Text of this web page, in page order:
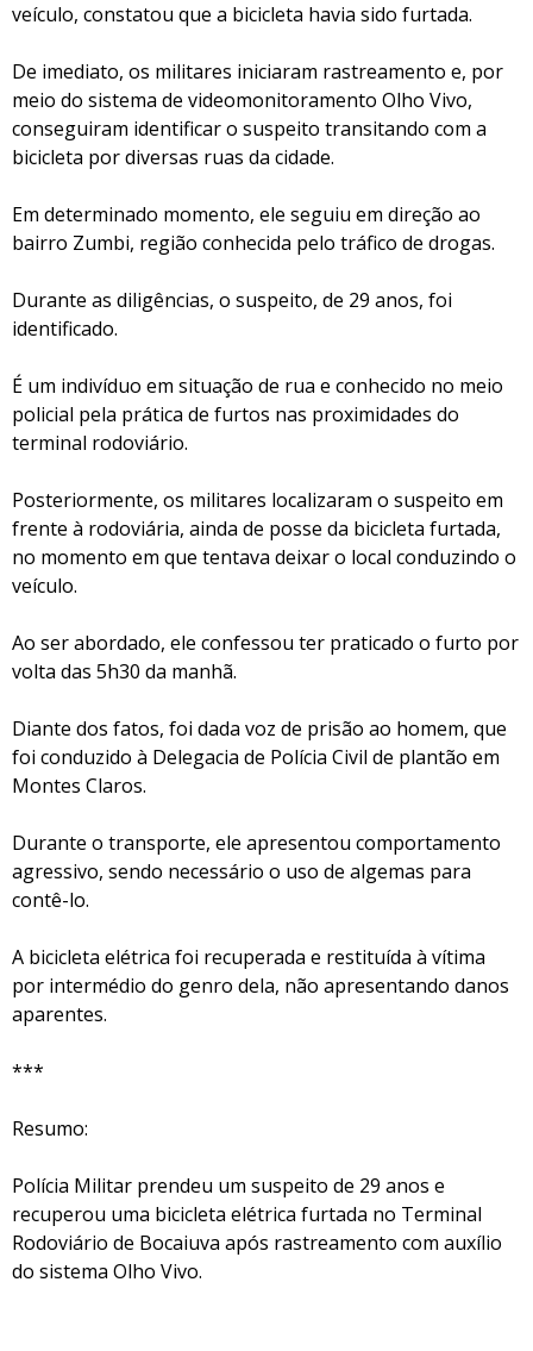
veículo, constatou que a bicicleta havia sido furtada.
De imediato, os militares iniciaram rastreamento e, por
meio do sistema de videomonitoramento Olho Vivo,
conseguiram identificar o suspeito transitando com a
bicicleta por diversas ruas da cidade.
Em determinado momento, ele seguiu em direção ao
bairro Zumbi, região conhecida pelo tráfico de drogas.
Durante as diligências, o suspeito, de 29 anos, foi
identificado.
É um indivíduo em situação de rua e conhecido no meio
policial pela prática de furtos nas proximidades do
terminal rodoviário.
Posteriormente, os militares localizaram o suspeito em
frente à rodoviária, ainda de posse da bicicleta furtada,
no momento em que tentava deixar o local conduzindo o
veículo.
Ao ser abordado, ele confessou ter praticado o furto por
volta das 5h30 da manhã.
Diante dos fatos, foi dada voz de prisão ao homem, que
foi conduzido à Delegacia de Polícia Civil de plantão em
Montes Claros.
Durante o transporte, ele apresentou comportamento
agressivo, sendo necessário o uso de algemas para
contê-lo.
A bicicleta elétrica foi recuperada e restituída à vítima
por intermédio do genro dela, não apresentando danos
aparentes.
***
Resumo:
Polícia Militar prendeu um suspeito de 29 anos e
recuperou uma bicicleta elétrica furtada no Terminal
Rodoviário de Bocaiuva após rastreamento com auxílio
do sistema Olho Vivo.